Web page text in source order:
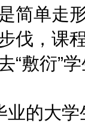
简单走
伐，课
“敷衍”
的大学